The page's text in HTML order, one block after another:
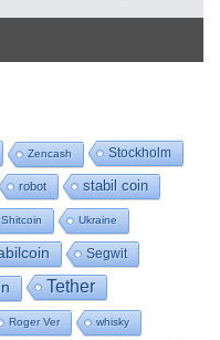
Zencash Stockholm
robot stabil coin
Shitcoin Ukraine
Segwit
Tether
Roger Ver whisky